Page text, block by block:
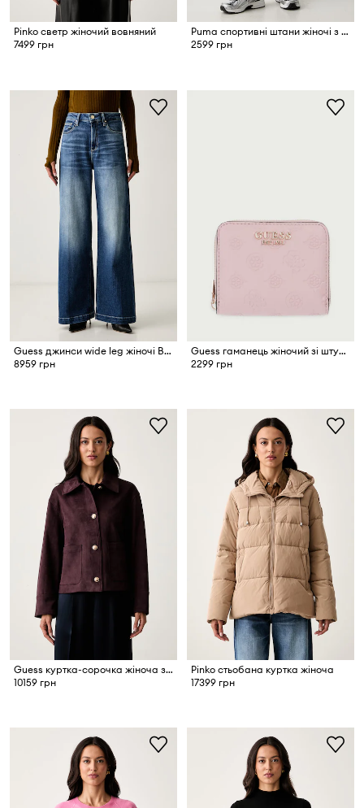
Pinko светр жіночий вовняний
7499 грн
Puma спортивні штани жіночі з бавовною HER
2599 грн
Guess джинси wide leg жіночі BELLAGIO
8959 грн
Guess гаманець жіночий зі штучної шкіри CARMELLA
2299 грн
Guess куртка-сорочка жіноча з імітації замші GRACE
10159 грн
Pinko стьобана куртка жіноча
17399 грн